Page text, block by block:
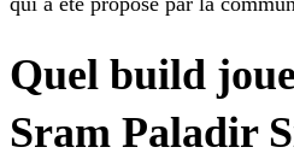
Quel build
Sram Paladir